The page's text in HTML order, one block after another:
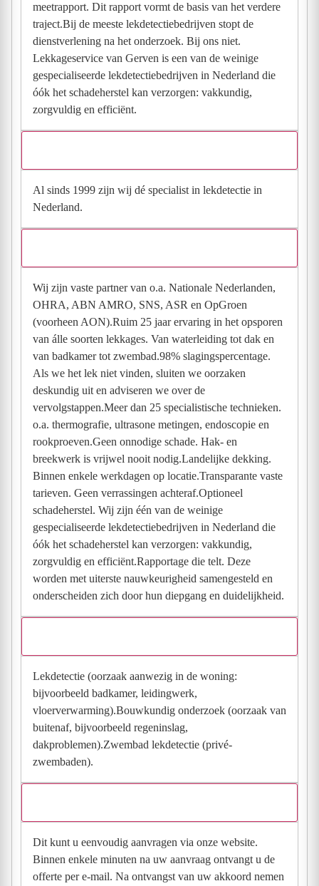
meetrapport. Dit rapport vormt de basis van het verdere
traject.Bij de meeste lekdetectiebedrijven stopt de
dienstverlening na het onderzoek. Bij ons niet.
Lekkageservice van Gerven is een van de weinige
gespecialiseerde lekdetectiebedrijven in Nederland die
óók het schadeherstel kan verzorgen: vakkundig,
zorgvuldig en efficiënt.
Al sinds 1999 zijn wij dé specialist in lekdetectie in
Nederland.
Wij zijn vaste partner van o.a. Nationale Nederlanden,
OHRA, ABN AMRO, SNS, ASR en OpGroen
(voorheen AON).Ruim 25 jaar ervaring in het opsporen
van álle soorten lekkages. Van waterleiding tot dak en
van badkamer tot zwembad.98% slagingspercentage.
Als we het lek niet vinden, sluiten we oorzaken
deskundig uit en adviseren we over de
vervolgstappen.Meer dan 25 specialistische technieken.
o.a. thermografie, ultrasone metingen, endoscopie en
rookproeven.Geen onnodige schade. Hak- en
breekwerk is vrijwel nooit nodig.Landelijke dekking.
Binnen enkele werkdagen op locatie.Transparante vaste
tarieven. Geen verrassingen achteraf.Optioneel
schadeherstel. Wij zijn één van de weinige
gespecialiseerde lekdetectiebedrijven in Nederland die
óók het schadeherstel kan verzorgen: vakkundig,
zorgvuldig en efficiënt.Rapportage die telt. Deze
worden met uiterste nauwkeurigheid samengesteld en
onderscheiden zich door hun diepgang en duidelijkheid.
Lekdetectie (oorzaak aanwezig in de woning:
bijvoorbeeld badkamer, leidingwerk,
vloerverwarming).Bouwkundig onderzoek (oorzaak van
buitenaf, bijvoorbeeld regeninslag,
dakproblemen).Zwembad lekdetectie (privé-
zwembaden).
Dit kunt u eenvoudig aanvragen via onze website.
Binnen enkele minuten na uw aanvraag ontvangt u de
offerte per e-mail. Na ontvangst van uw akkoord nemen